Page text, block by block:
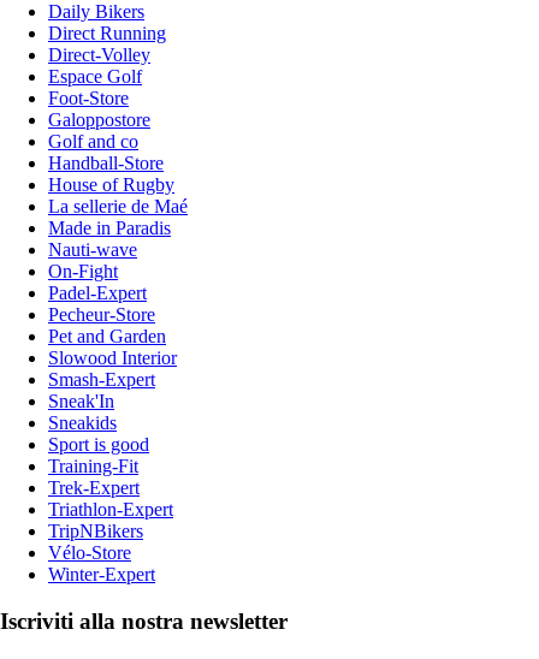
Daily Bikers
Direct Running
Direct-Volley
Espace Golf
Foot-Store
Galoppostore
Golf and co
Handball-Store
House of Rugby
La sellerie de Maé
Made in Paradis
Nauti-wave
On-Fight
Padel-Expert
Pecheur-Store
Pet and Garden
Slowood Interior
Smash-Expert
Sneak'In
Sneakids
Sport is good
Training-Fit
Trek-Expert
Triathlon-Expert
TripNBikers
Vélo-Store
Winter-Expert
Iscriviti alla nostra newsletter